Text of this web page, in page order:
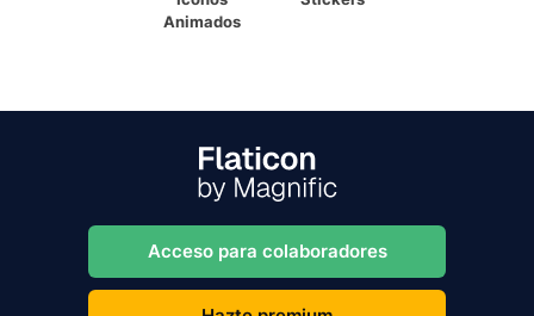
Animados
Acceso para colaboradores